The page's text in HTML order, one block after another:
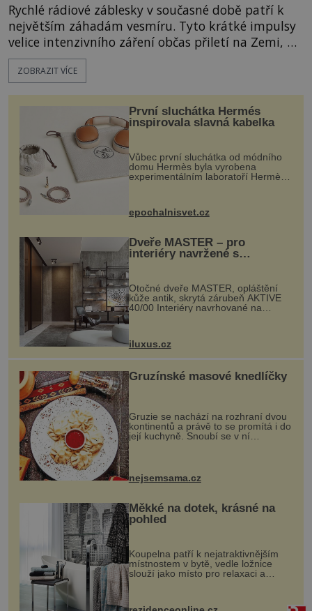
Rychlé rádiové záblesky v současné době patří k
největším záhadám vesmíru. Tyto krátké impulsy
velice intenzivního záření občas přiletí na Zemi, a
nikdo neví proč. Podle některých názorů je k nám
vysílají mimozemšťané. V roce 2018 astronomové
rádiové záblesky občas zachytí teleskopy z různých
ZOBRAZIT VÍCE
První sluchátka Hermés
inspirovala slavná kabelka
Vůbec první sluchátka od módního
domu Hermès byla vyrobena
experimentálním laboratoří Hermès
kovový...
epochalnisvet.cz
Dveře MASTER – pro
interiéry navržené s
rozumem i vášní!
Otočné dveře MASTER, opláštění
kůže antik, skrytá zárubeň AKTIVE
40/00 Interiéry navrhované na
zakázku často vyžadují atypické
rozměry nejen nábytku, ale i
dnes umož...
iluxus.cz
Gruzínské masové knedlíčky
Gruzie se nachází na rozhraní dvou
kontinentů a právě to se promítá i do
její kuchyně. Snoubí se v ní
evropské a asijské chutě a díky tomu
vznikají rozmanité a chuťově bohaté
pokrmy, které rozhodně st...
nejsemsama.cz
Měkké na dotek, krásné na
pohled
Koupelna patří k nejatraktivnějším
místnostem v bytě, vedle ložnice
slouží jako místo pro relaxaci a
odpočinek. Koupelnový textil –
ručníky, osušky a koberečky –
mohou jako mávnutím kouzelného